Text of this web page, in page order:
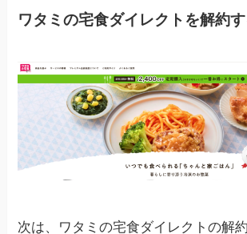
ワタミの宅食ダイレクトを解約
次は、ワタミの宅食ダイレクトの解